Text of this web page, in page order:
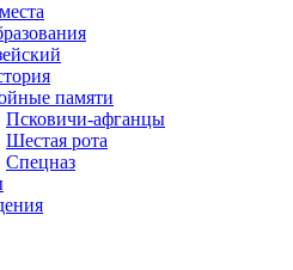
памяти
Псковичи-афганцы
Шестая рота
Спецназ